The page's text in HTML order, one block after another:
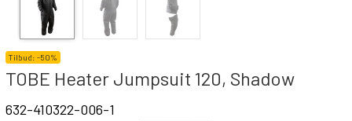
Tilbud:-50%
TOBE Heater Jumpsuit 120, Shadow
632-410322-006-1